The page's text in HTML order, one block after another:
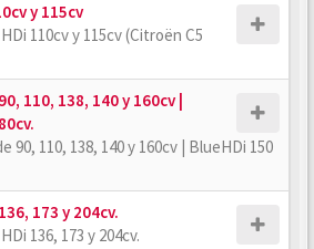
y 115cv
110cv y 115cv (Citroën C5
110, 138, 140 y 160cv |
90, 110, 138, 140 y 160cv | BlueHDi 150
173 y 204cv.
136, 173 y 204cv.